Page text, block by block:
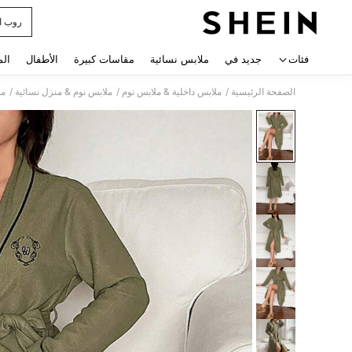
روب
فئات جديد في ملابس نسائية مقاسات كبيرة الأطفال
الصفحة الرئيسية / ملابس داخلية & ملابس نوم / ملابس نوم & منزل نسائية /